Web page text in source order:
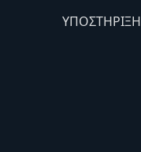
ΥΠΟΣΤΗΡΙΞΗ